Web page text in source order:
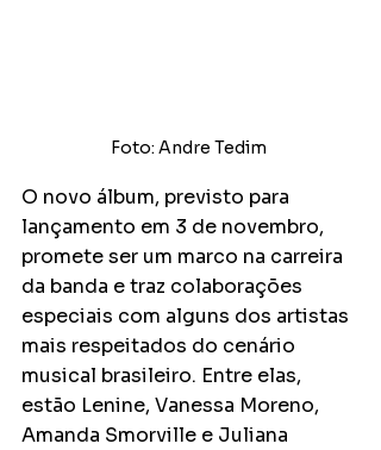
Foto: Andre Tedim
O novo álbum, previsto para
lançamento em 3 de novembro,
promete ser um marco na carreira
da banda e traz colaborações
especiais com alguns dos artistas
mais respeitados do cenário
musical brasileiro. Entre elas,
estão Lenine, Vanessa Moreno,
Amanda Smorville e Juliana